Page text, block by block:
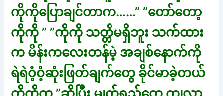
ကိုကိုပြောချင်တာက……” ”တော်တော့
ကိုကို ” ”ကိုကို သတ္တိမရှိဘူး သက်ထား
က မိန်းကလေးတန်မဲ့ အချစ်နောက်ကို
ရဲရဲဝံ့ဝံ့ဆုံးဖြတ်ချက်တွေ ခိုင်မာခဲ့တယ်